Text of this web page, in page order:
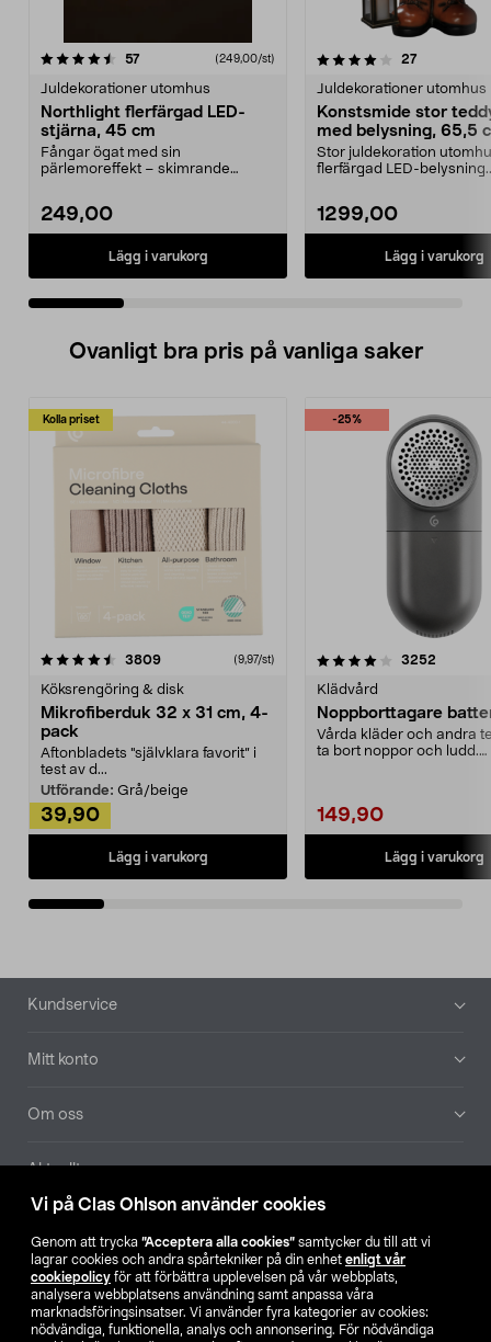
Vi på Clas Ohlson använder cookies
Genom att trycka ”Acceptera alla cookies” samtycker du till att vi
lagrar cookies och andra spårtekniker på din enhet enligt vår
cookiepolicy för att förbättra upplevelsen på vår webbplats,
analysera webbplatsens användning samt anpassa våra
marknadsföringsinsatser. Vi använder fyra kategorier av cookies:
nödvändiga, funktionella, analys och annonsering. För nödvändiga
57recensioner (249,00/st)
Juldekorationer utomhus
Northlight flerfärgad LED-
stjärna, 45 cm
Fångar ögat med sin
pärlemoreffekt – skimrande
249,00
Lägg i varukorg
4.0 av 5 stjärnor 27recensioner
Juldekorationer utomhus
Konstsmide stor
med belysning, 65,5
Stor juldekoration
flerfärgad LED-belysning.
1299,00
Lägg i varukorg
4.5 av 5 stjärnor
Ovanligt bra pris på vanliga saker
Kolla priset
3809recensioner (9,97/st)
Köksrengöring & disk
Mikrofiberduk 32 x 31 cm, 4-
pack
Aftonbladets "självklara favorit” i
test av d...
Utförande: Grå/beige
39,90
Lägg i varukorg
-25%
4.0av 5 stjärnor 3252
Klädvård
Noppborttagare
Vårda kläder och andra
ta bort noppor och ludd.
149,90
Lägg i varukorg
4.5av 5 stjärnor
Sidfot
Kundservice
Mitt konto
Om oss
Aktuellt
Hitta butik
SE NO FI